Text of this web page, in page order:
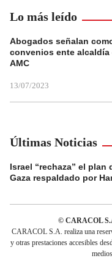
Lo más leído
Abogados señalan
convenios ente alcaldía
AMC
13/07/2023
Últimas Noticias
Israel “rechaza” el plan
Gaza respaldado por
© CARACOL
CARACOL S.A. realiza una
y otras prestaciones accesibles